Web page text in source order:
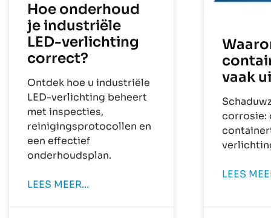
Hoe onderhoud
je industriële
LED-verlichting
correct?
Ontdek hoe u industriële
LED-verlichting beheert
met inspecties,
reinigingsprotocollen en
een effectief
onderhoudsplan.
LEES MEER...
vaak
corrosie:
LEES